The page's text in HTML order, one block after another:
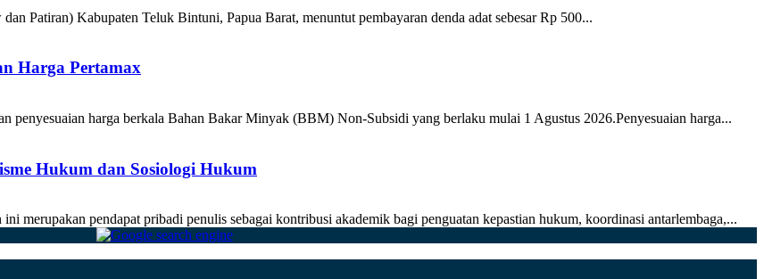
Patiran) Kabupaten Teluk Bintuni, Papua Barat, menuntut pembayaran denda adat sebesar Rp 500...
Harga Pertamax
harga berkala Bahan Bakar Minyak (BBM) Non-Subsidi yang berlaku mulai 1 Agustus 2026.Penyesuaian harga...
Hukum dan Sosiologi Hukum
pendapat pribadi penulis sebagai kontribusi akademik bagi penguatan kepastian hukum, koordinasi antarlembaga,...